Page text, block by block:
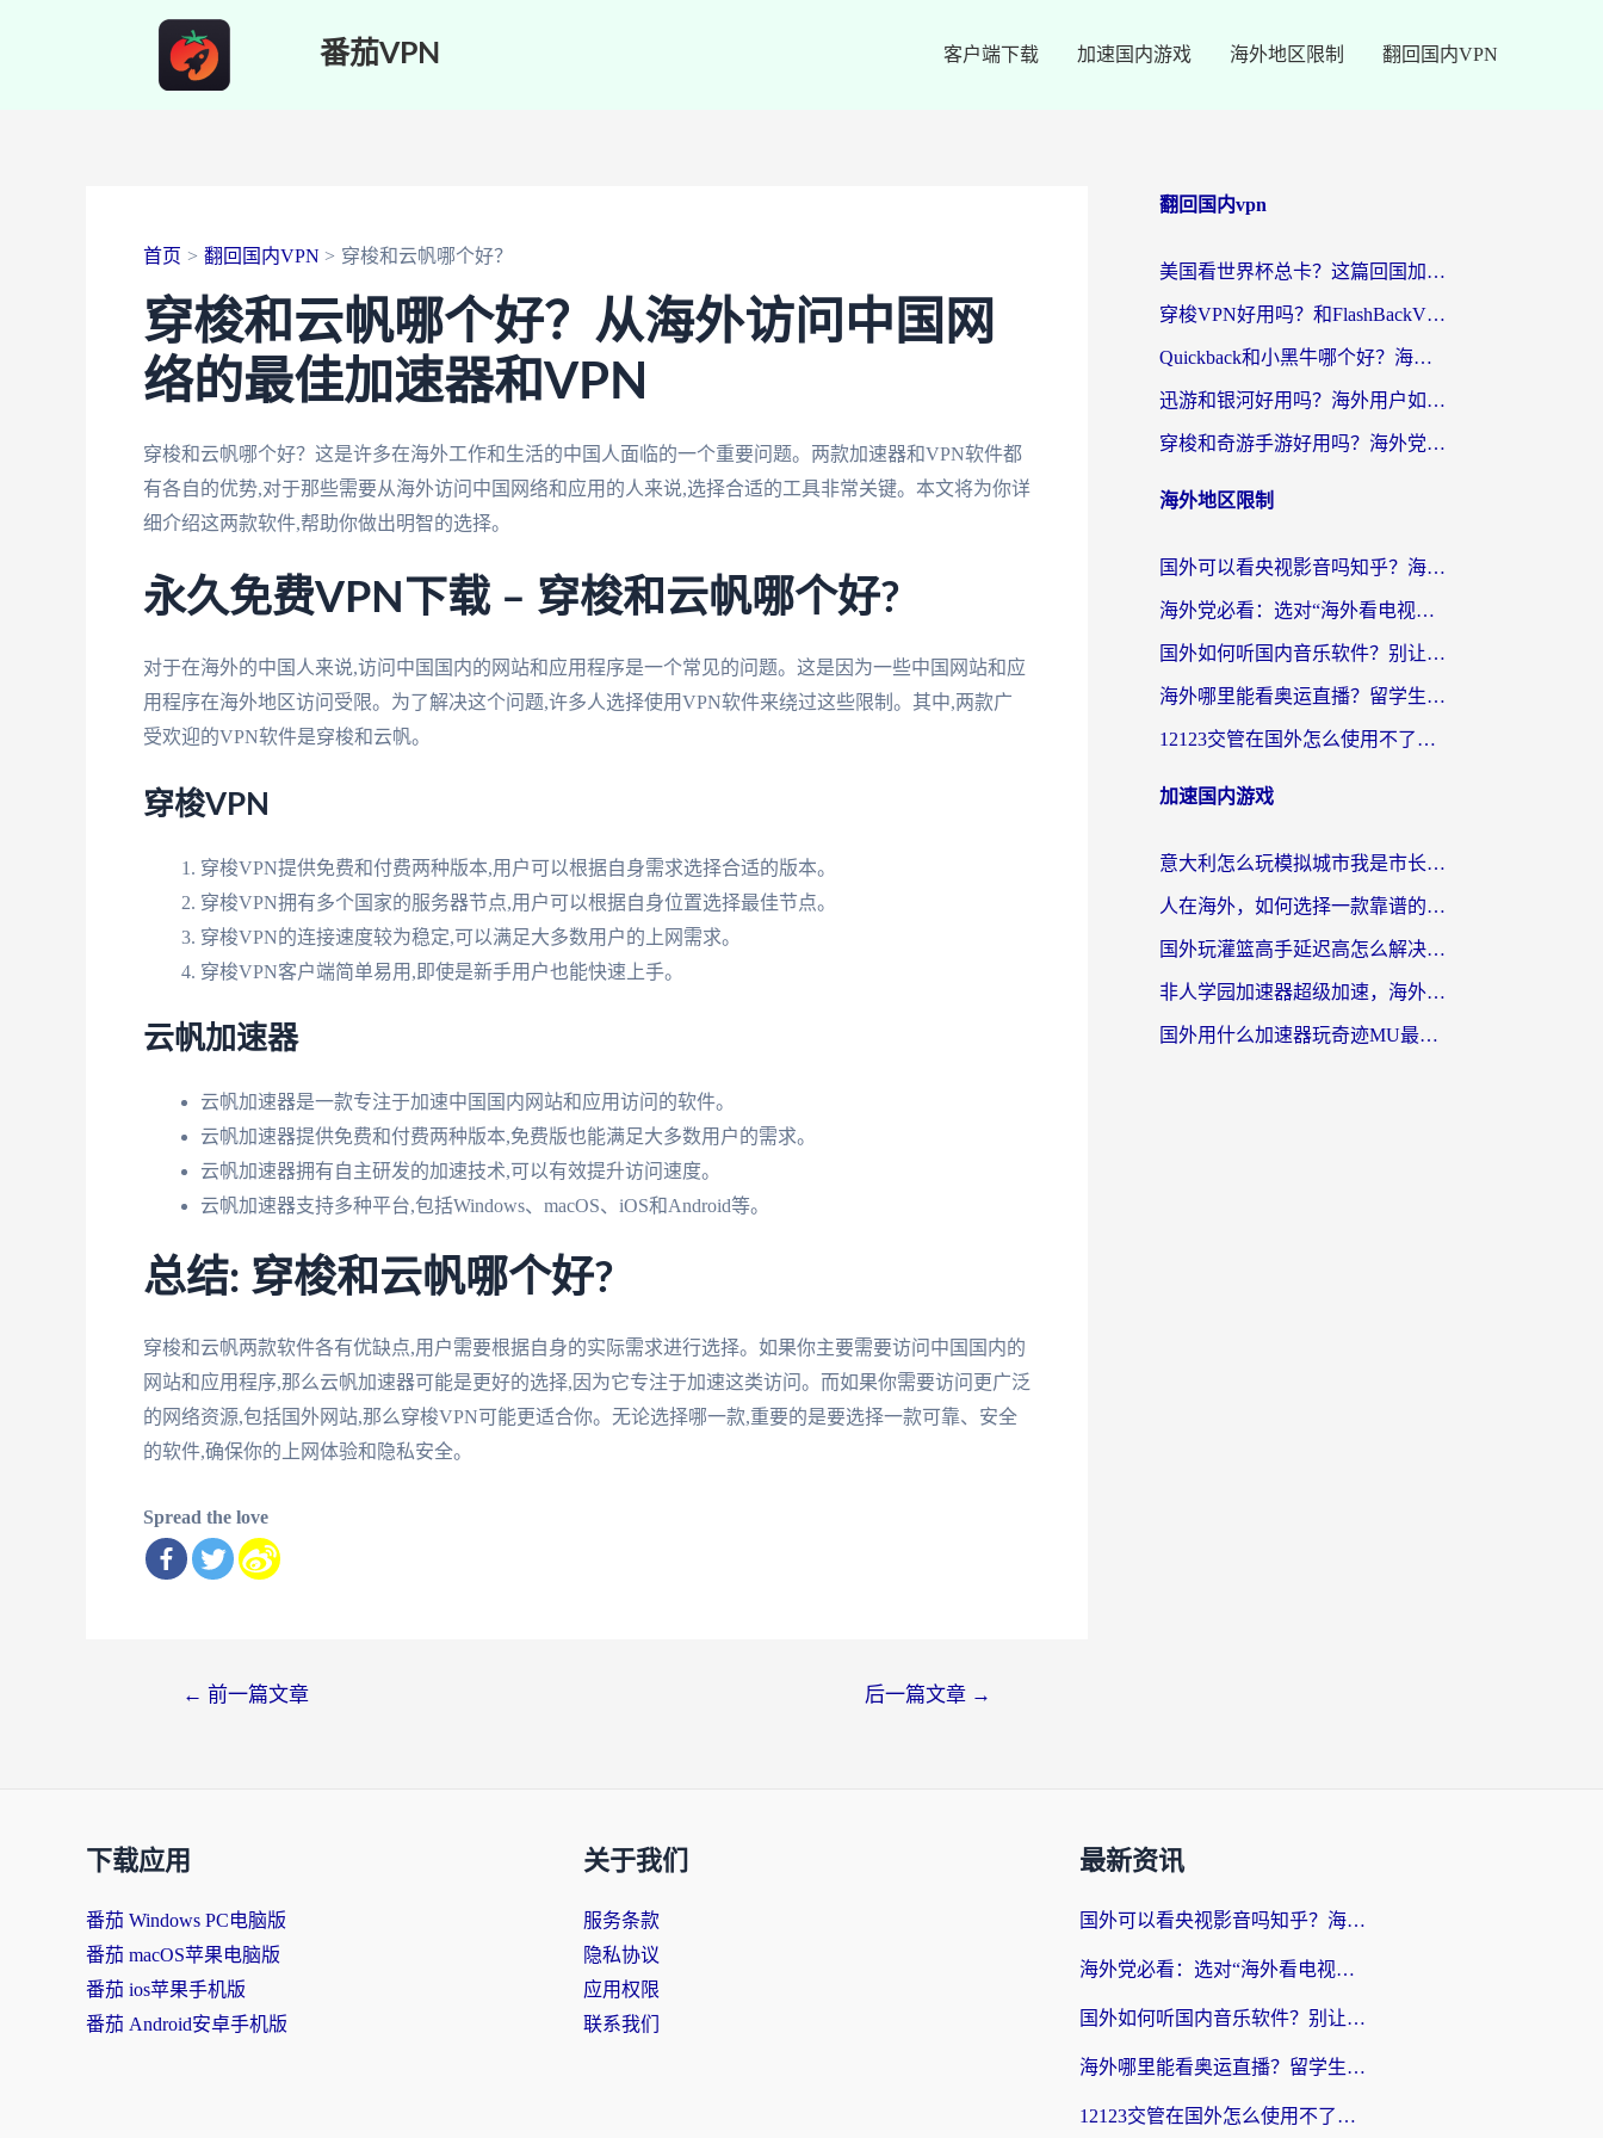
番茄VPN 客户端下载 加速国内游戏 海外地区限制 翻回国内VPN
首页 翻回国内VPN 穿梭和云帆哪个好？
穿梭和云帆哪个好？从海外访问中国网
络的最佳加速器和VPN
穿梭和云帆哪个好？这是许多在海外工作和生活的中国人面临的一个重要问题。两款加速器和VPN软件都
有各自的优势,对于那些需要从海外访问中国网络和应用的人来说,选择合适的工具非常关键。本文将为你详
细介绍这两款软件,帮助你做出明智的选择。
永久免费VPN下载 – 穿梭和云帆哪个好?
对于在海外的中国人来说,访问中国国内的网站和应用程序是一个常见的问题。这是因为一些中国网站和应
用程序在海外地区访问受限。为了解决这个问题,许多人选择使用VPN软件来绕过这些限制。其中,两款广
受欢迎的VPN软件是穿梭和云帆。
穿梭VPN
穿梭VPN提供免费和付费两种版本,用户可以根据自身需求选择合适的版本。
穿梭VPN拥有多个国家的服务器节点,用户可以根据自身位置选择最佳节点。
穿梭VPN的连接速度较为稳定,可以满足大多数用户的上网需求。
穿梭VPN客户端简单易用,即使是新手用户也能快速上手。
云帆加速器
云帆加速器是一款专注于加速中国国内网站和应用访问的软件。
云帆加速器提供免费和付费两种版本,免费版也能满足大多数用户的需求。
云帆加速器拥有自主研发的加速技术,可以有效提升访问速度。
云帆加速器支持多种平台,包括Windows、macOS、iOS和Android等。
总结: 穿梭和云帆哪个好?
穿梭和云帆两款软件各有优缺点,用户需要根据自身的实际需求进行选择。如果你主要需要访问中国国内的
网站和应用程序,那么云帆加速器可能是更好的选择,因为它专注于加速这类访问。而如果你需要访问更广泛
的网络资源,包括国外网站,那么穿梭VPN可能更适合你。无论选择哪一款,重要的是要选择一款可靠、安全
的软件,确保你的上网体验和隐私安全。
Spread the love
← 前一篇文章 后一篇文章 →
翻回国内vpn
美国看世界杯总卡？这篇回国加速器指南帮你无缝刷国内资源（附苹果手机VPN设置步骤）
穿梭VPN好用吗？和FlashBackVPN对比哪个回国效果更好？
Quickback和小黑牛哪个好？海外党亲测指南，选对回国加速器秒回国内
迅游和银河好用吗？海外用户如何选择回国加速器实现无缝访问国内资源
穿梭和奇游手游好用吗？海外党亲测3款回国加速器，附蜜蜂加速器七天试用攻略
海外地区限制
国外可以看央视影音吗知乎？海外党亲测有效的回国加速方案
海外党必看：选对“海外看电视剧软件”，再也不用愁国内剧刷不了
国外如何听国内音乐软件？别让地域限制，断了你的中文歌单
海外哪里能看奥运直播？留学生&海外华人必看的体育赛事观赛终极指南
12123交管在国外怎么使用不了？海外华人必看的无缝访问国内资源指南
加速国内游戏
意大利怎么玩模拟城市我是市长？海外党国服游戏加速终极攻略（附三国3量子特攻解决办法）
人在海外，如何选择一款靠谱的玩剑灵2加速器？
国外玩灌篮高手延迟高怎么解决？海外玩家国服游戏加速终极指南
非人学园加速器超级加速，海外玩家重返国服的通行证
国外用什么加速器玩奇迹MU最好？2026海外玩家国服游戏加速全攻略
下载应用
番茄 Windows PC电脑版
番茄 macOS苹果电脑版
番茄 ios苹果手机版
番茄 Android安卓手机版
关于我们
服务条款
隐私协议
应用权限
联系我们
最新资讯
国外可以看央视影音吗知乎？海外党亲测有效的回国加速方案
海外党必看：选对“海外看电视剧软件”，再也不用愁国内剧刷不了
国外如何听国内音乐软件？别让地域限制，断了你的中文歌单
海外哪里能看奥运直播？留学生&海外华人必看的体育赛事观赛终极指南
12123交管在国外怎么使用不了？海外华人必看的无缝访问国内资源指南